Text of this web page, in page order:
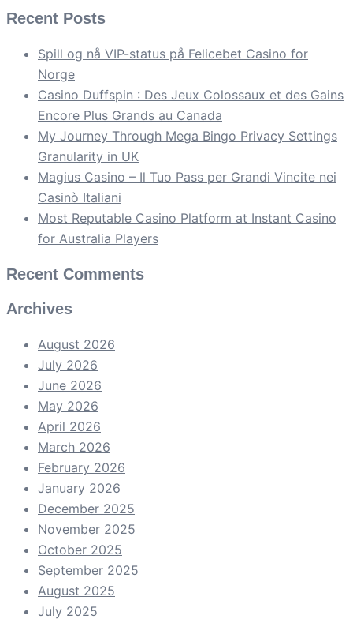
Recent Posts
Spill og nå VIP-status på Felicebet Casino for
Norge
Casino Duffspin : Des Jeux Colossaux et des Gains
Encore Plus Grands au Canada
My Journey Through Mega Bingo Privacy Settings
Granularity in UK
Magius Casino – Il Tuo Pass per Grandi Vincite nei
Casinò Italiani
Most Reputable Casino Platform at Instant Casino
for Australia Players
Recent Comments
Archives
August 2026
July 2026
June 2026
May 2026
April 2026
March 2026
February 2026
January 2026
December 2025
November 2025
October 2025
September 2025
August 2025
July 2025